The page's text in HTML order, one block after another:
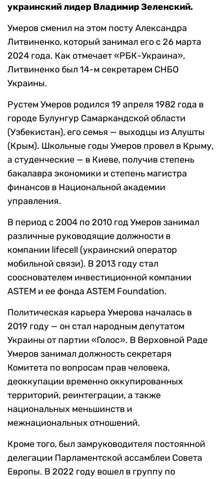
украинский лидер Владимир Зеленский.
Умеров сменил на этом посту Александра
Литвиненко, который занимал его с 26 марта
2024 года. Как отмечает «РБК-Украина»,
Литвиненко был 14-м секретарем СНБО
Украины.
Рустем Умеров родился 19 апреля 1982 года в
городе Булунгур Самаркандской области
(Узбекистан), его семья — выходцы из Алушты
(Крым). Школьные годы Умеров провел в Крыму,
а студенческие — в Киеве, получив степень
бакалавра экономики и степень магистра
финансов в Национальной академии
управления.
В период с 2004 по 2010 год Умеров занимал
различные руководящие должности в
компании lifecell (украинский оператор
мобильной связи). В 2013 году стал
сооснователем инвестиционной компании
ASTEM и ее фонда ASTEM Foundation.
Политическая карьера Умерова началась в
2019 году — он стал народным депутатом
Украины от партии «Голос». В Верховной Раде
Умеров занимал должность секретаря
Комитета по вопросам прав человека,
деоккупации временно оккупированных
территорий, реинтеграции, а также
национальных меньшинств и
межнациональных отношений.
Кроме того, был замруководителя постоянной
делегации Парламентской ассамблеи Совета
Европы. В 2022 году вошел в группу по